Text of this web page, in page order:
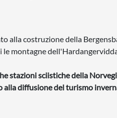
alla costruzione della
montagne
stazioni sciistiche della
diffusione del turismo